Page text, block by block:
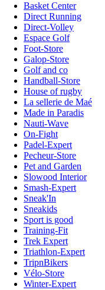
Basket Center
Direct Running
Direct-Volley
Espace Golf
Foot-Store
Galop-Store
Golf and co
Handball-Store
House of rugby
La sellerie de Maé
Made in Paradis
Nauti-Wave
On-Fight
Padel-Expert
Pecheur-Store
Pet and Garden
Slowood Interior
Smash-Expert
Sneak'In
Sneakids
Sport is good
Training-Fit
Trek Expert
Triathlon-Expert
TripnBikers
Vélo-Store
Winter-Expert